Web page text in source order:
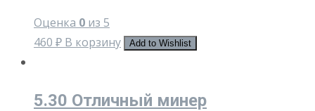
Оценка 0 из 5
460 ₽ В корзину Add to Wishlist
5.30 Отличный минер